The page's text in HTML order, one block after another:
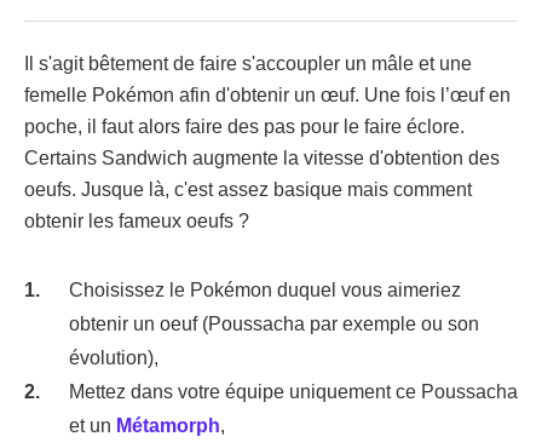
Il s'agit bêtement de faire s'accoupler un mâle et une
femelle Pokémon afin d'obtenir un œuf. Une fois l’œuf en
poche, il faut alors faire des pas pour le faire éclore.
Certains Sandwich augmente la vitesse d'obtention des
oeufs. Jusque là, c'est assez basique mais comment
obtenir les fameux oeufs ?
Choisissez le Pokémon duquel vous aimeriez
obtenir un oeuf (Poussacha par exemple ou son
évolution),
Mettez dans votre équipe uniquement ce Poussacha
et un Métamorph,